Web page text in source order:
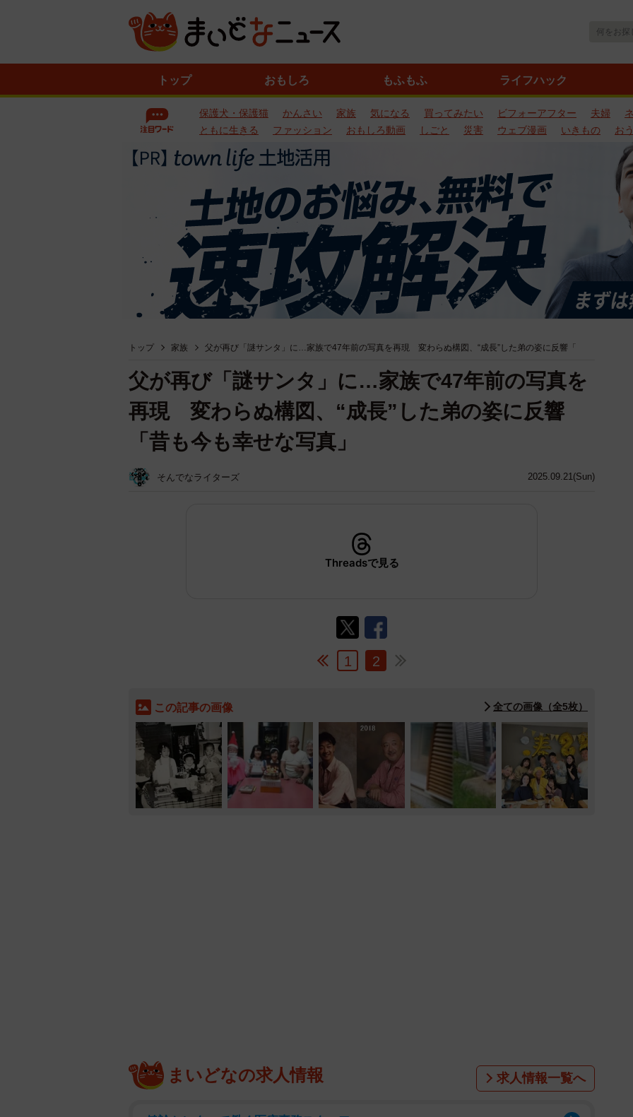
トップ おもしろ もふもふ ライフハック
保護犬・保護猫 かんさい 家族 気になる 買ってみたい ビフォーアフター 夫婦
ともに生きる
ファッション おもしろ動画 しごと 災害 ウェブ漫画 いきもの お
トップ 家族 父が再び「謎サンタ」に…家族で47年前の写真を再現 変わらぬ構図、“成長”した弟の姿に反響「
2025.09.21(Sun)
父が再び「謎サンタ」に…家族で47年前の写真を
再現 変わらぬ構図、“成長”した弟の姿に反響
「昔も今も幸せな写真」
そんでなライターズ
Threadsで見る
1 2
この記事の画像 全ての画像（全5枚）
まいどなの求人情報 求人情報一覧へ